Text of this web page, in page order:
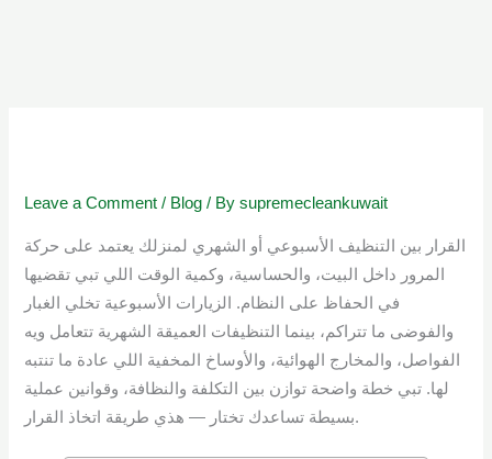
Leave a Comment / Blog / Bysupremecleankuwait
القرار بين التنظيف الأسبوعي أو الشهري لمنزلك يعتمد على حركة
المرور داخل البيت، والحساسية، وكمية الوقت اللي تبي تقضيها
في الحفاظ على النظام. الزيارات الأسبوعية تخلي الغبار
والفوضى ما تتراكم، بينما التنظيفات العميقة الشهرية تتعامل ويه
الفواصل، والمخارج الهوائية، والأوساخ المخفية اللي عادة ما تنتبه
لها. تبي خطة واضحة توازن بين التكلفة والنظافة، وقوانين عملية
بسيطة تساعدك تختار — هذي طريقة اتخاذ القرار.